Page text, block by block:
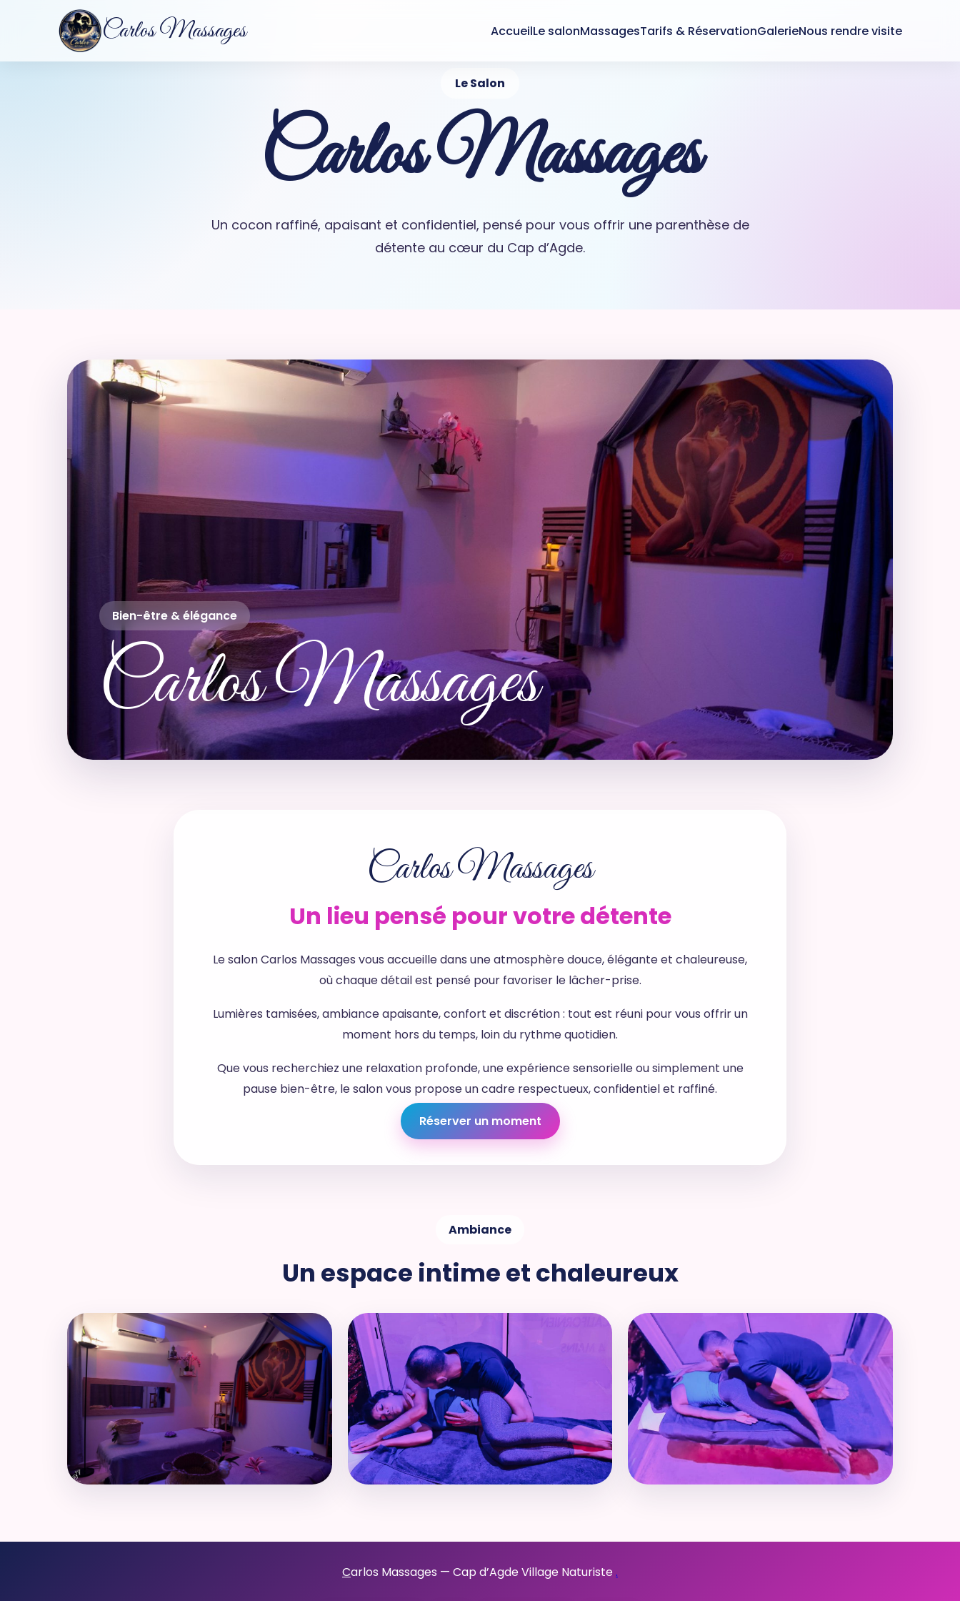
Carlos Massages AccueilLe salonMassagesTarifs & RéservationGalerieNous rendre visite
Le Salon
Carlos Massages
Un cocon raffiné, apaisant et confidentiel, pensé pour vous offrir une parenthèse de
détente au cœur du Cap d’Agde.
Bien-être & élégance
Carlos Massages
Carlos Massages
Un lieu pensé pour votre détente
Le salon Carlos Massages vous accueille dans une atmosphère douce, élégante et chaleureuse,
où chaque détail est pensé pour favoriser le lâcher-prise.
Lumières tamisées, ambiance apaisante, confort et discrétion : tout est réuni pour vous offrir un
moment hors du temps, loin du rythme quotidien.
Que vous recherchiez une relaxation profonde, une expérience sensorielle ou simplement une
pause bien-être, le salon vous propose un cadre respectueux, confidentiel et raffiné.
Réserver un moment
Ambiance
Un espace intime et chaleureux
Carlos Massages — Cap d’Agde Village Naturiste.